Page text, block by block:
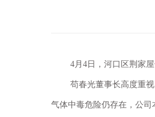
4月 4日，河口区荆家
苟春光董事长高度重
气体中毒危险仍存在，公